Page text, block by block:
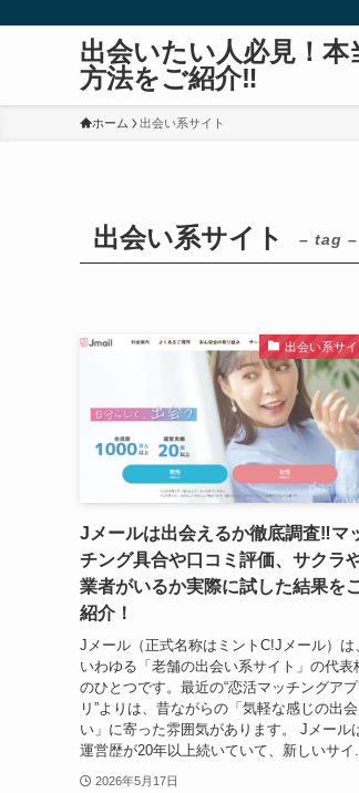
出会いたい人必見！本
方法をご紹介‼
ホーム 出会い系サイト
出会い系サイト – tag –
出会い系サイ
Jメールは出会えるか徹底調査‼マ
チング具合や口コミ評価、サクラ
業者がいるか実際に試した結果を
紹介！
Jメール（正式名称はミントC!Jメール）は
いわゆる「老舗の出会い系サイト」の代表
のひとつです。最近の“恋活マッチングアプ
リ”よりは、昔ながらの「気軽な感じの出会
い」に寄った雰囲気があります。 Jメール
運営歴が20年以上続いていて、新しいサイ...
2026年5月17日